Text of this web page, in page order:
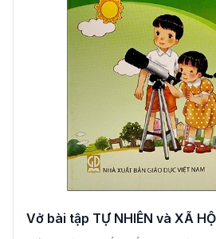
Vở bài tập TỰ NHIÊN và XÃ